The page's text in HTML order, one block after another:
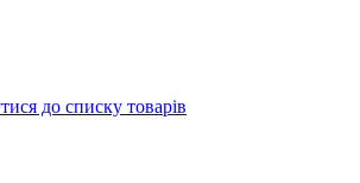
до списку товарів